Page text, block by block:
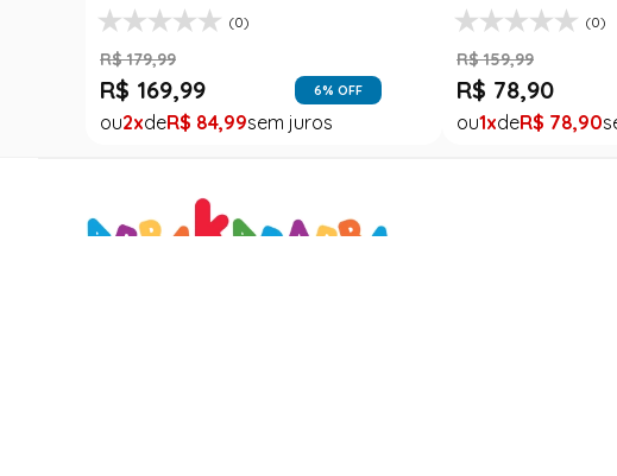
(0)
R$ 179,99
R$ 169,99 6% OFF
2 R$ 84,99
(0)
R$ 159,99
R$ 78,90
1 R$ 78,90